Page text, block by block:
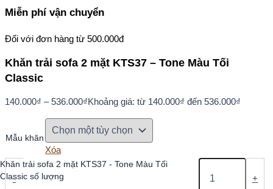
Miễn phí vận chuyển
Đối với đơn hàng từ 500.000đ
Khăn trải sofa 2 mặt KTS37 – Tone Màu Tối
Classic
140.000₫ – 536.000₫Khoảng giá: từ 140.000₫ đến 536.000₫
Mẫu khăn
Xóa
-
Khăn trải sofa 2 mặt KTS37 - Tone Màu Tối
Classic số lượng
+